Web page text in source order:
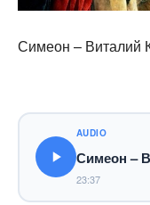
Симеон – Виталий
AUDIO
Симеон –
23:37